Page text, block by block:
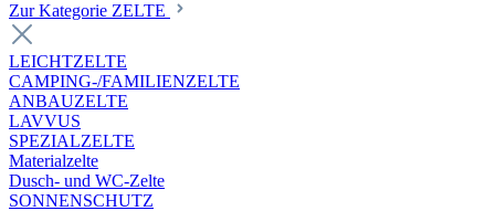
Zur Kategorie ZELTE
LEICHTZELTE
CAMPING-/FAMILIENZELTE
ANBAUZELTE
LAVVUS
SPEZIALZELTE
Materialzelte
Dusch- und WC-Zelte
SONNENSCHUTZ